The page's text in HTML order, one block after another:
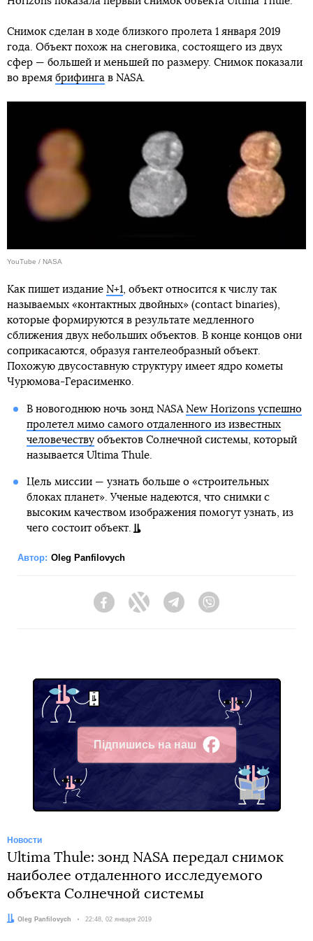
Снимок сделан в ходе близкого пролета 1 января 2019
года. Объект похож на снеговика, состоящего из двух
сфер — большей и меньшей по размеру. Снимок показали
во время брифинга в NASA.
YouTube / NASA
Как пишет издание N+1, объект относится к числу так
называемых «контактных двойных» (contact binaries),
которые формируются в результате медленного
сближения двух небольших объектов. В конце концов они
соприкасаются, образуя гантелеобразный объект.
Похожую двусоставную структуру имеет ядро кометы
Чурюмова-Герасименко.
В новогоднюю ночь зонд NASA New Horizons успешно
пролетел мимо самого отдаленного из известных
человечествуобъектов Солнечной системы, который
называется Ultima Thule.
Цель миссии — узнать больше о «строительных
блоках планет». Ученые надеются, что снимки с
высоким качеством изображения помогут узнать, из
чего состоит объект.
Автор: Oleg Panfilovych
FacebookTwitter Telegram
Підпишись на наш
Facebook
Новости
Ultima Thule: зонд NASA передал снимок
наиболее отдаленного исследуемого
объекта Солнечной системы
Автор:
Oleg Panfilovych Дата:
22:48, 02 января 2019